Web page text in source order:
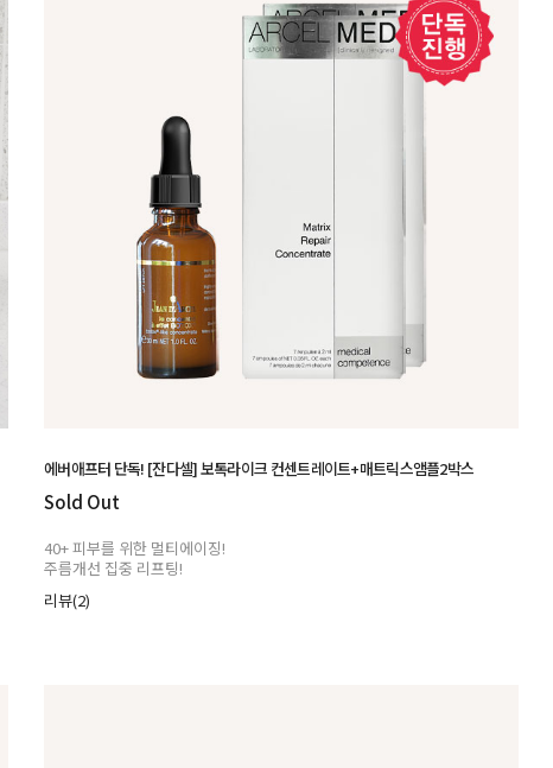
에버애프터 단독! [잔다셀] 보톡라이크 컨센트레이트+매트릭스앰플2박스
Sold Out
40+ 피부를 위한 멀티에이징!
주름개선 집중 리프팅!
리뷰(2)